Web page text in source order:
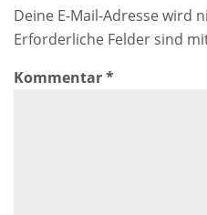
Deine E-Mail-Adresse wird
Erforderliche Felder sind
Kommentar*